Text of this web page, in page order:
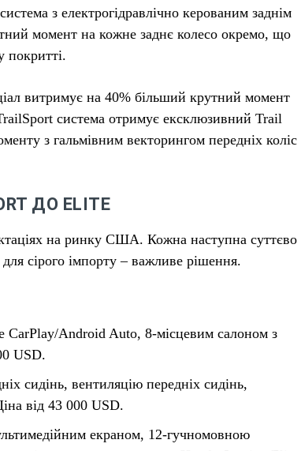
з електрогідравлічно керованим заднім
момент на кожне заднє колесо окремо, що
покритті.
витримує на 40% більший крутний момент
система отримує ексклюзивний Trail
з гальмівним векторингом передніх коліс
ДО ELITE
на ринку США. Кожна наступна суттєво
сірого імпорту – важливе рішення.
CarPlay/Android Auto, 8-місцевим салоном з
USD.
сидінь, вентиляцію передніх сидінь,
від 43 000 USD.
екраном, 12-гучномовною